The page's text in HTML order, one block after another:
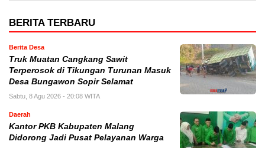
BERITA TERBARU
Berita Desa
Truk Muatan Cangkang Sawit
Terperosok di Tikungan Turunan Masuk
Desa Bungawon Sopir Selamat
Sabtu, 8 Agu 2026 - 20:08 WITA
Daerah
Kantor PKB Kabupaten Malang
Didorong Jadi Pusat Pelayanan Warga